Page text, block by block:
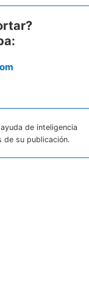
de inteligencia
de su publicación.